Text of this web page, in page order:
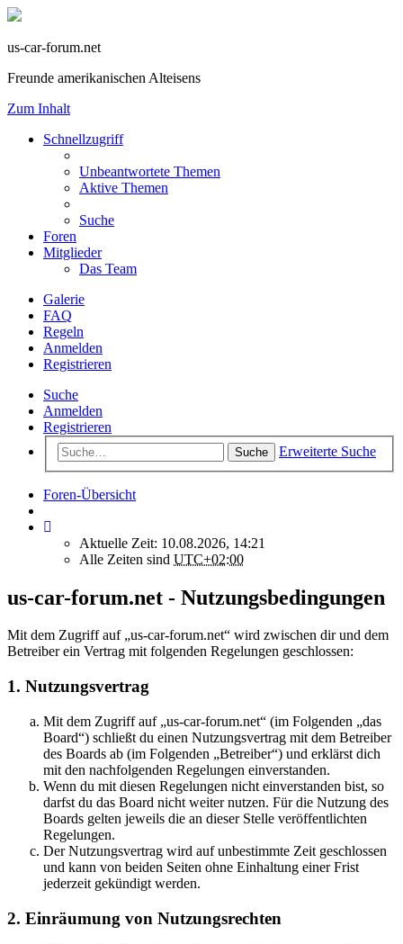
us-car-forum.net
Freunde amerikanischen Alteisens
Zum Inhalt
Schnellzugriff
Unbeantwortete Themen
Aktive Themen
Suche
Foren
Mitglieder
Das Team
Galerie
FAQ
Regeln
Anmelden
Registrieren
Suche
Anmelden
Registrieren
Suche Erweiterte Suche
Foren-Übersicht
Aktuelle Zeit: 10.08.2026, 14:21
Alle Zeiten sind UTC+02:00
us-car-forum.net - Nutzungsbedingungen
Mit dem Zugriff auf „us-car-forum.net“ wird zwischen dir und dem
Betreiber ein Vertrag mit folgenden Regelungen geschlossen:
1. Nutzungsvertrag
Mit dem Zugriff auf „us-car-forum.net“ (im Folgenden „das
Board“) schließt du einen Nutzungsvertrag mit dem Betreiber
des Boards ab (im Folgenden „Betreiber“) und erklärst dich
mit den nachfolgenden Regelungen einverstanden.
Wenn du mit diesen Regelungen nicht einverstanden bist, so
darfst du das Board nicht weiter nutzen. Für die Nutzung des
Boards gelten jeweils die an dieser Stelle veröffentlichten
Regelungen.
Der Nutzungsvertrag wird auf unbestimmte Zeit geschlossen
und kann von beiden Seiten ohne Einhaltung einer Frist
jederzeit gekündigt werden.
2. Einräumung von Nutzungsrechten